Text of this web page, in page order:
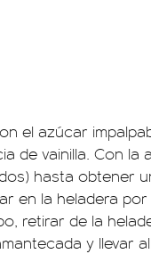
el azúcar
de vainilla. Con
hasta obtener
en la heladera
retirar de la
y llevar